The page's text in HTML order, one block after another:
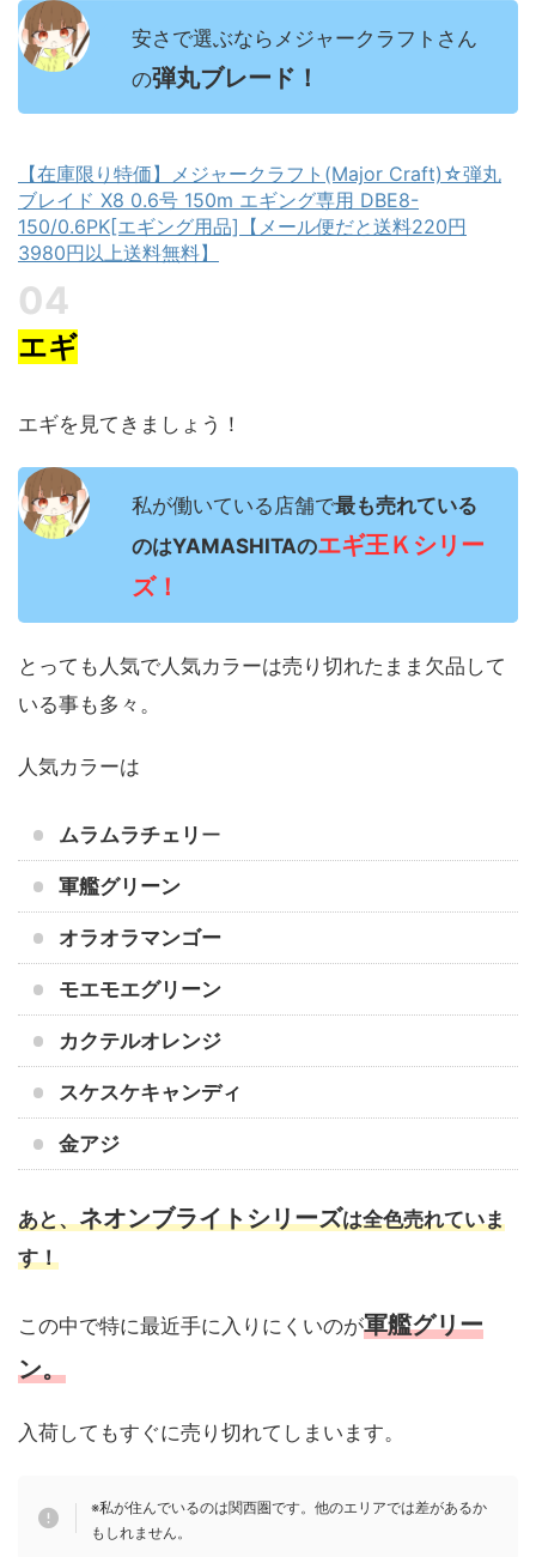
安さで選ぶならメジャークラフトさん
の弾丸ブレード！
【在庫限り特価】メジャークラフト(Major Craft)☆弾丸
ブレイド X8 0.6号 150m エギング専用 DBE8-
150/0.6PK[エギング用品]【メール便だと送料220円
3980円以上送料無料】
エギ
エギを見てきましょう！
私が働いている店舗で最も売れている
のはYAMASHITAのエギ王Ｋシリー
ズ！
とっても人気で人気カラーは売り切れたまま欠品して
いる事も多々。
人気カラーは
ムラムラチェリ ー
軍艦グリーン
オラオラマンゴー
モエモエグリーン
カクテルオレンジ
スケスケキャンディ
金アジ
あと、ネオンブライトシリーズは全色売れていま
す！
この中で特に最近手に入りにくいのが軍艦グリー
ン。
入荷してもすぐに売り切れてしまいます。
※私が住んでいるのは関西圏です。他のエリアでは差があるか
もしれません。